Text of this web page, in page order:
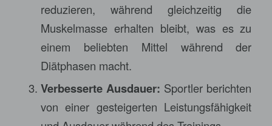
reduzieren, während gleichzeitig die
Muskelmasse erhalten bleibt, was es zu
einem beliebten Mittel während der
Diätphasen macht.
Verbesserte Ausdauer: Sportler berichten
von einer gesteigerten Leistungsfähigkeit